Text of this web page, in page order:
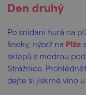
Den druhý
Po snídani hurá na
šneky, nýbrž na Plže
sklepů s modrou
Strážnice.
dejte si jiskrné víno